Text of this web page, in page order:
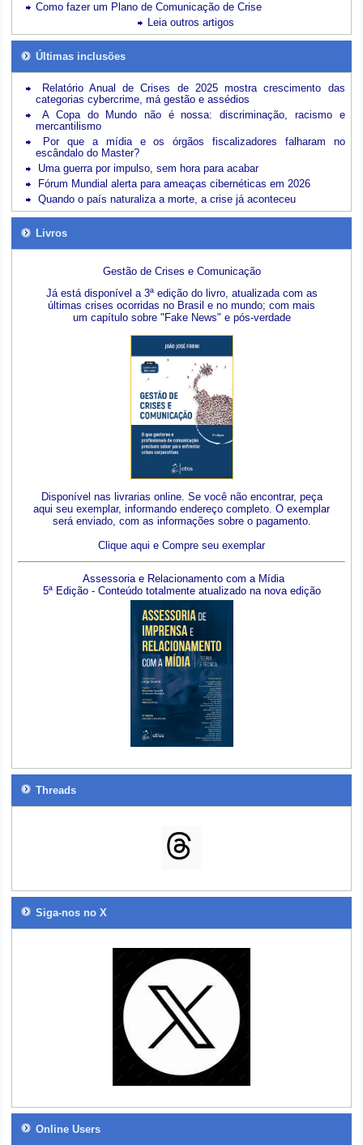
Como fazer um Plano de Comunicação de Crise
Leia outros artigos
Últimas inclusões
Relatório Anual de Crises de 2025 mostra crescimento das
categorias cybercrime, má gestão e assédios
A Copa do Mundo não é nossa: discriminação, racismo e
mercantilismo
Por que a mídia e os órgãos fiscalizadores falharam no
escândalo do Master?
Uma guerra por impulso, sem hora para acabar
Fórum Mundial alerta para ameaças cibernéticas em 2026
Quando o país naturaliza a morte, a crise já aconteceu
Livros
Gestão de Crises e Comunicação
Já está disponível a 3ª edição do livro, atualizada com as
últimas crises ocorridas no Brasil e no mundo; com mais
um capítulo sobre "Fake News" e pós-verdade
Disponível nas livrarias online. Se você não encontrar, peça
aqui seu exemplar, informando endereço completo. O exemplar
será enviado, com as informações sobre o pagamento.
Clique aqui e Compre seu exemplar
Assessoria e Relacionamento com a Mídia
5ª Edição - Conteúdo totalmente atualizado na nova edição
Threads
Siga-nos no X
Online Users